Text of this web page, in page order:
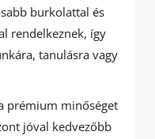
burkolattal és
rendelkeznek, így
tanulásra vagy
prémium minőséget
jóval kedvezőbb